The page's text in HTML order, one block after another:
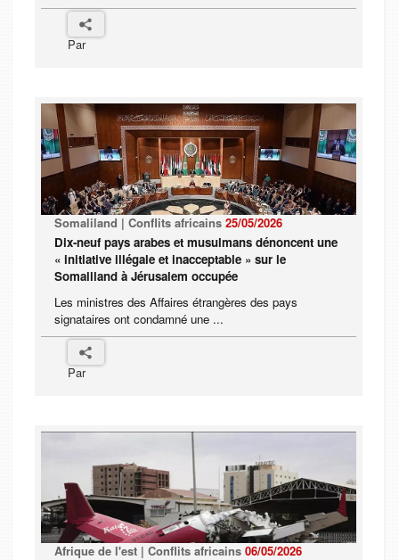
Par
Somaliland | Conflits africains 25/05/2026
Dix-neuf pays arabes et musulmans dénoncent une
« initiative illégale et inacceptable » sur le
Somaliland à Jérusalem occupée
Les ministres des Affaires étrangères des pays
signataires ont condamné une ...
Par
Afrique de l'est | Conflits africains 06/05/2026